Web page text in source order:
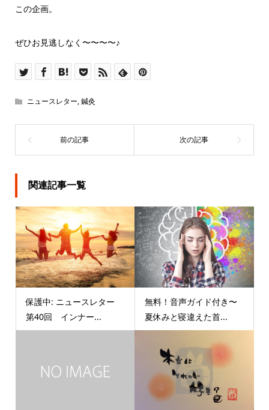
この企画。
ぜひお見逃しなく〜〜〜〜♪
ニュースレター,鍼灸
関連記事一覧
保護中: ニュースレター
第40回 インナー...
無料！音声ガイド付き〜
夏休みと寝違えた首...